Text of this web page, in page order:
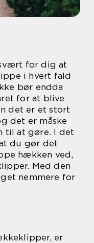
for dig at
i hvert fald
bør endda
for at blive
det er et stort
det er måske
til at gøre. I det
du gør det
hækken ved,
Med den
nemmere for
er